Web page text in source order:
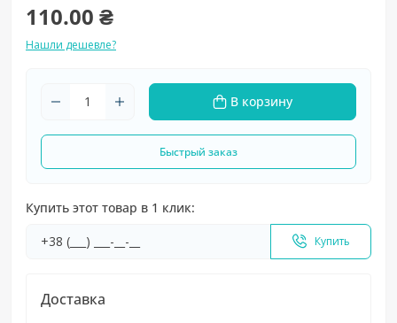
110.00 ₴
Нашли дешевле?
В корзину
Быстрый заказ
Купить этот товар в 1 клик:
Купить
Доставка